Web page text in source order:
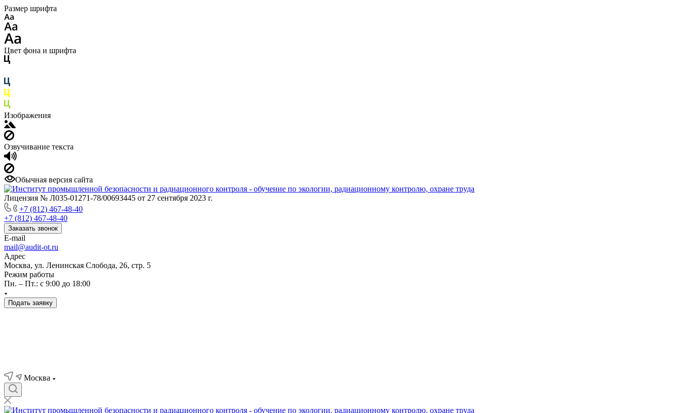
Размер шрифта
Цвет фона и шрифта
Изображения
Озвучивание текста
Обычная версия сайта
Лицензия № Л035-01271-78/00693445 от 27 сентября 2023 г.
+7 (812) 467-48-40
+7 (812) 467-48-40
Заказать звонок
E-mail
mail@audit-ot.ru
Адрес
Москва, ул. Ленинская Слобода, 26, стр. 5
Режим работы
Пн. – Пт.: с 9:00 до 18:00
Подать заявку
Москва